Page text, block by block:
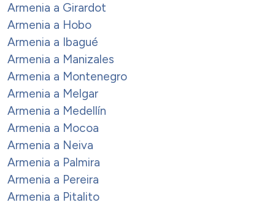
Armenia a Girardot
Armenia a Hobo
Armenia a Ibagué
Armenia a Manizales
Armenia a Montenegro
Armenia a Melgar
Armenia a Medellín
Armenia a Mocoa
Armenia a Neiva
Armenia a Palmira
Armenia a Pereira
Armenia a Pitalito